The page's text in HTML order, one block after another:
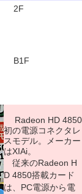
2F
B1F
Radeon HD 4850
初の電源コネクタレ
スモデル。メーカー
はXIAi。
従来のRadeon H
D 4850搭載カード
は、PC電源から電